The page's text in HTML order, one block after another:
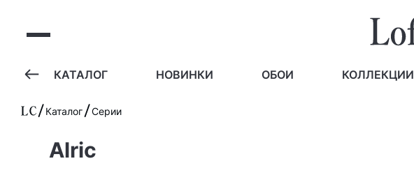
КАТАЛОГ НОВИНКИ ОБОИ КОЛЛЕКЦИИ
Каталог Серии
Alric